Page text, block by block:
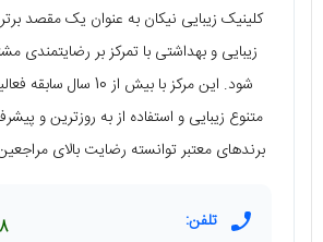
کلینیک زیبایی نیکان به عنوان یک مقصد
زیبایی و بهداشتی با تمرکز بر رضایتمندی
شود. این مرکز با بیش از 10
متنوع زیبایی و استفاده از به روزترین و
برندهای معتبر توانسته رضایت بالای
تلفن: